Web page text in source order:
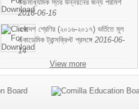
উচ্চমাধ্যমিক স্তর উন্নয়নের জন্য পরামর্শ
2016-06-16
একাদশ শ্রেণির (২০১৬-২০১৭) ভর্তিতে মূল
একাডেমিক ট্রান্সক্রিপ্ট প্রসঙ্গে 2016-06-
14
View more